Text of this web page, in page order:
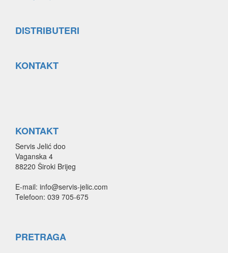
DISTRIBUTERI
KONTAKT
KONTAKT
Servis Jelić doo
Vaganska 4
88220 Široki Brijeg
E-mail: info@servis-jelic.com
Telefoon: 039 705-675
PRETRAGA